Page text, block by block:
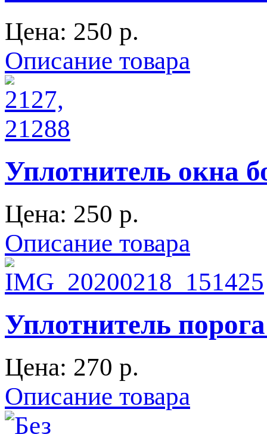
Цена: 250 p.
Описание товара
Уплотнитель окна
Цена: 250 p.
Описание товара
Уплотнитель
Цена: 270 p.
Описание товара